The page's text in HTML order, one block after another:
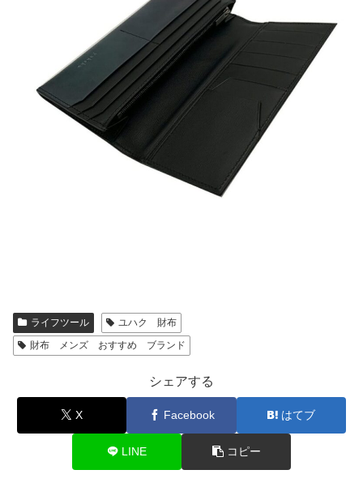
ライフツール
ユハク 財布
財布 メンズ おすすめ ブランド
シェアする
X Facebook はてブ
LINE コピー